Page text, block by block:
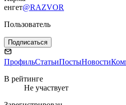
енгет@RAZVOR
Пользователь
Подписаться
ПрофильСтатьиПостыНовости
В рейтинге
Не участвует